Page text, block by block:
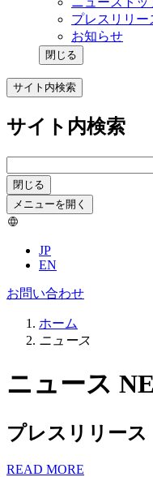
プレスリリー
お知らせ
閉じる
サイト内検索
サイト内検索
閉じる
メニューを開く
JP
EN
お問い合わせ
ホーム
ニュース
ニュース
プレスリリース
READ MORE